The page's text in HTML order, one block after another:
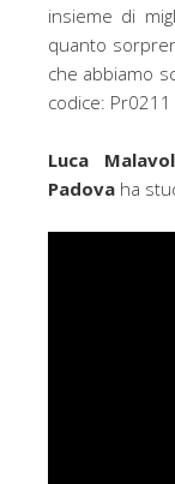
insieme di
quanto
che abbiamo
codice: Pr0211
Luca
Padova ha